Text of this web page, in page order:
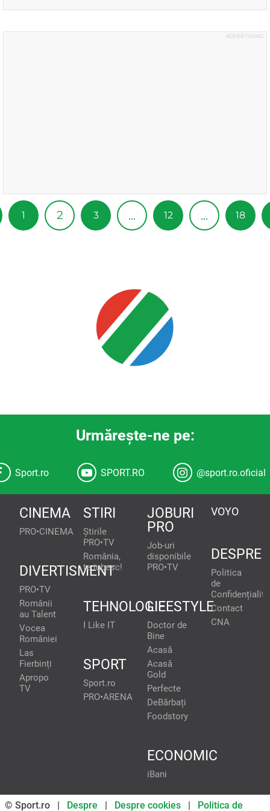
1 2 3 ... 12 ... 18
Urmăreşte-ne pe:
Sport.ro SPORT.RO @sport.ro.oficial
CINEMA
PRO•CINEMA
DIVERTISMENT
PRO•TV
Românii
au Talent
Vocea
României
Las
Fierbinți
Apropo
TV
STIRI
Știrile
PRO•TV
România,
te iubesc!
TEHNOLOGIE
I Like IT
SPORT
Sport.ro
PRO•ARENA
JOBURI
PRO
Job-uri
disponibile
PRO•TV
LIFESTYLE
Doctor de
Bine
Acasă
Acasă
Gold
Perfecte
DeBărbați
Foodstory
ECONOMIC
iBani
VOYO
DESPRE
Politica
de
Contact
CNA
© Sport.ro | Despre Despre cookies Politica de